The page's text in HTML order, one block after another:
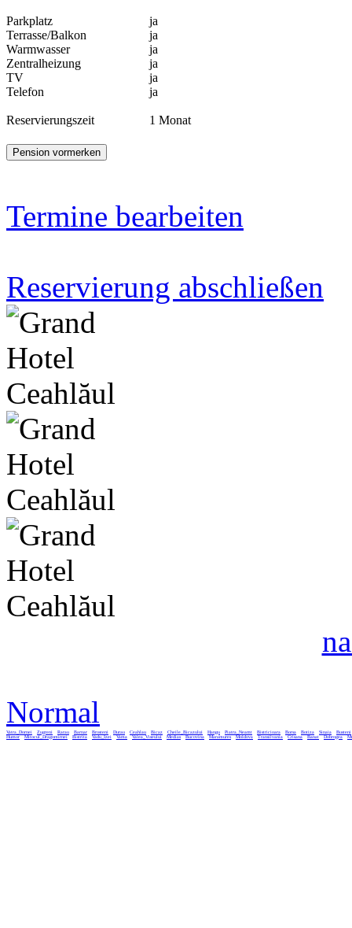
Parkplatz
ja
Terrasse/Balkon
ja
Warmwasser
ja
Zentralheizung
ja
TV
ja
Telefon
ja
Reservierungszeit 1 Monat
Termine bearbeiten
Reservierung abschließen
Normal
Vatra_Dornei Zugreni Rarau Barnar Brosteni Durau Ceahlau Bicaz Cheile_Bicazului Hangu Piatra_Neamt Bistricioara Borsa Botiza Sinaia
Busteni
Humor
Mitocul_Dragomirnei Bistrita Vadu_Izei Vama Valea_Viseului Medias Bucovina Maramures Moldova Transilvania Crisana Banat Dobrogea